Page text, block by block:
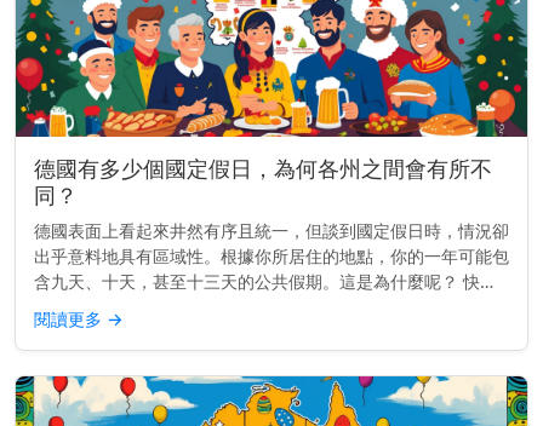
德國有多少個國定假日，為何各州之間會有所不
同？
德國表面上看起來井然有序且統一，但談到國定假日時，情況卻
出乎意料地具有區域性。根據你所居住的地點，你的一年可能包
含九天、十天，甚至十三天的公共假期。這是為什麼呢？ 快速
見解： 德國有九個全國性假日，但每個州都會加入自己的假
日。有些州每年最多...
閱讀更多 →